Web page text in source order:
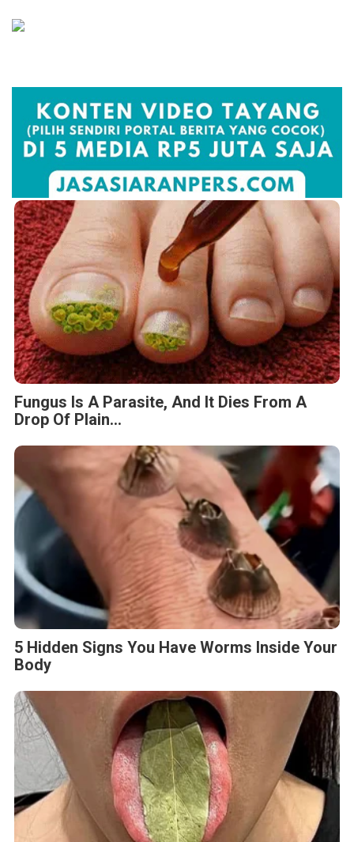
Fungus Is A Parasite, And It Dies From A
Drop Of Plain...
5 Hidden Signs You Have Worms Inside Your
Body